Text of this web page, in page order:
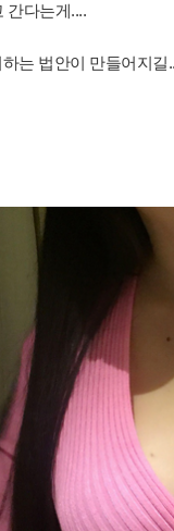
간다는게....
는 법안이 만들어지길